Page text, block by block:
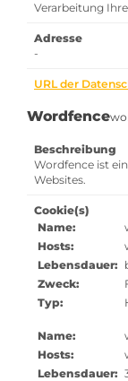
Verarbeitung
Adresse
-
URL der
Wordfence
Beschreibung
Wordfence ist
Websites.
Cookie(s)
Name:
Hosts:
Lebensdauer:
Zweck:
Typ:
Name:
Hosts:
Lebensdauer: